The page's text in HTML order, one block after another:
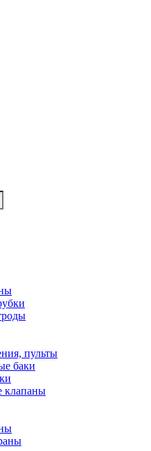
пульты
баки
клапаны